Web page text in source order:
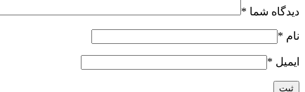
دیدگاه شما *
نام *
ایمیل *